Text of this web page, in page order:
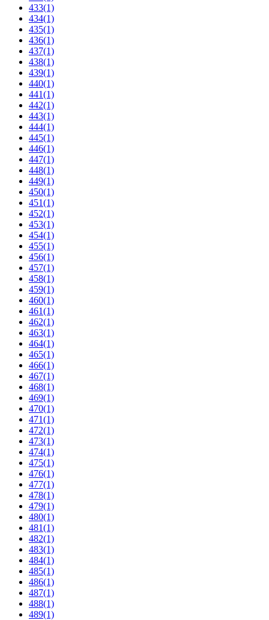
433(1)
434(1)
435(1)
436(1)
437(1)
438(1)
439(1)
440(1)
441(1)
442(1)
443(1)
444(1)
445(1)
446(1)
447(1)
448(1)
449(1)
450(1)
451(1)
452(1)
453(1)
454(1)
455(1)
456(1)
457(1)
458(1)
459(1)
460(1)
461(1)
462(1)
463(1)
464(1)
465(1)
466(1)
467(1)
468(1)
469(1)
470(1)
471(1)
472(1)
473(1)
474(1)
475(1)
476(1)
477(1)
478(1)
479(1)
480(1)
481(1)
482(1)
483(1)
484(1)
485(1)
486(1)
487(1)
488(1)
489(1)